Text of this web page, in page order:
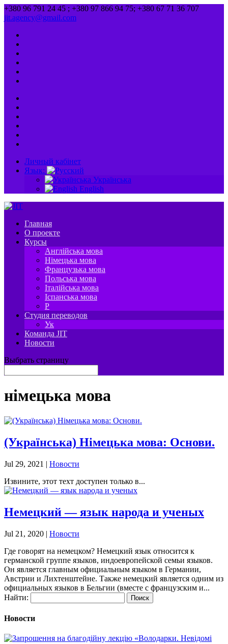
+380 96 791 24 45 ; +380 97 866 94 75; +380 67 71 36 707
jit.agency@gmail.com
Личный кабінет
Язык:
Українська
English
Главная
О проекте
Курсы
Англійська мова
Німецька мова
Французька мова
Польська мова
Італійська мова
Іспанська мова
P
Студия переводов
Ук
Команда JIT
Новости
Выбрать страницу
німецька мова
(Українська) Німецька мова: Основи.
Jul 29, 2021 | Новости
Извините, этот техт доступен только в...
Немецкий — язык народа и ученых
Jul 21, 2020 | Новости
Где говорят на немецком? Немецкий язык относится к
германской группе языков, индоевропейской семьи языков.
Он является главным официальным языком в Германии,
Австрии и Лихтенштейне. Также немецкий является одним из
официальных языков в Бельгии (вместе с французским и...
Найти:
Новости